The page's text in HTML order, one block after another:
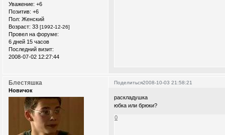
Уважение: +6
Позитив: +6
Пол: Женский
Возраст: 33 [1992-12-26]
Провел на форуме:
6 дней 15 часов
Последний визит:
2008-07-02 12:27:44
Поделиться2008-10-03 21:58:21
Блестяшка
Новичок
раскладушка
юбка или брюки?
0